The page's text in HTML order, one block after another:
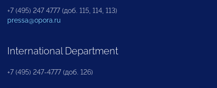
+7 (495) 247 4777 (доб. 115, 114, 113)
pressa@opora.ru
International Department
+7 (495) 247-4777 (доб. 126)